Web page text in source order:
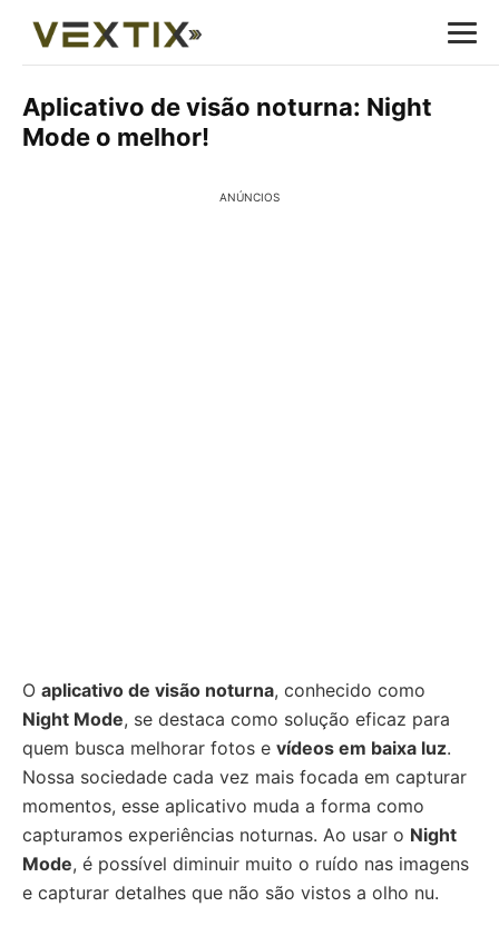
Aplicativo de visão noturna: Night
Mode o melhor!
ANÚNCIOS
O aplicativo de visão noturna, conhecido como
Night Mode, se destaca como solução eficaz para
quem busca melhorar fotos e vídeos em baixa luz.
Nossa sociedade cada vez mais focada em capturar
momentos, esse aplicativo muda a forma como
capturamos experiências noturnas. Ao usar o Night
Mode, é possível diminuir muito o ruído nas imagens
e capturar detalhes que não são vistos a olho nu.